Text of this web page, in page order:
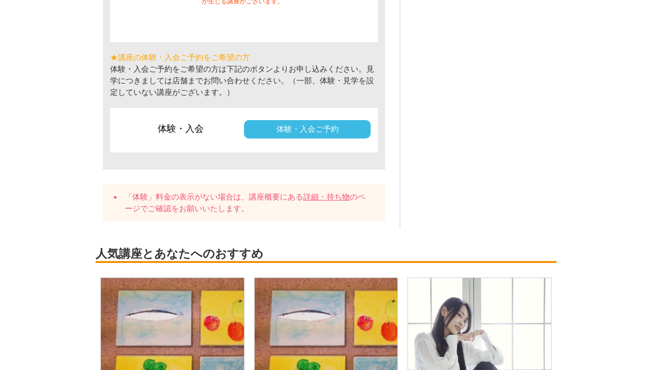
★講座の体験・入会ご予約をご希望の方
体験・入会ご予約をご希望の方は下記のボタンよりお申し込みください。見
学につきましては店舗までお問い合わせください。（一部、体験・見学を設
定していない講座がございます。）
体験・入会 体験・入会ご予約
「体験」料金の表示がない場合は、講座概要にある詳細・持ち物のペ
ージでご確認をお願いいたします。